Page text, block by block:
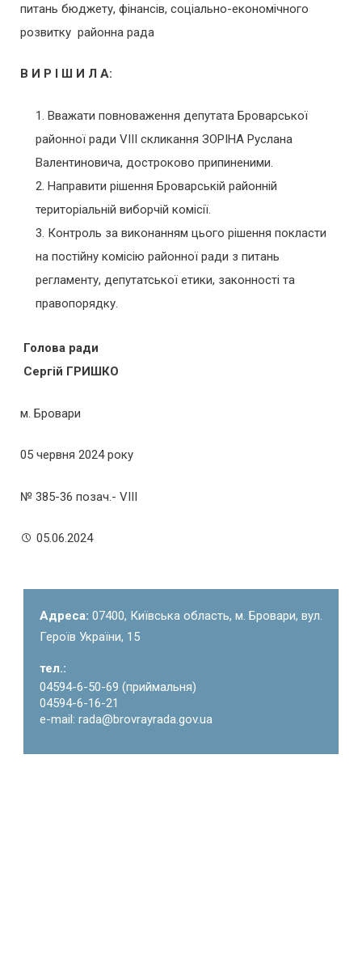
питань бюджету, фінансів, соціально-економічного
розвитку районна рада
В И Р І Ш И Л А:
Вважати повноваження депутата Броварської
районної ради VІІI скликання ЗОРІНА Руслана
Валентиновича, достроково припиненими.
Направити рішення Броварській районній
територіальній виборчій комісії.
Контроль за виконанням цього рішення покласти
на постійну комісію районної ради з питань
регламенту, депутатської етики, законності та
правопорядку.
Голова ради
Сергій ГРИШКО
м. Бровари
05 червня 2024 року
№ 385-36 позач.- VIII
05.06.2024
Адреса: 07400, Київська область, м. Бровари, вул.
Героїв України, 15
тел.:
04594-6-50-69 (приймальня)
04594-6-16-21
e-mail: rada@brovrayrada.gov.ua